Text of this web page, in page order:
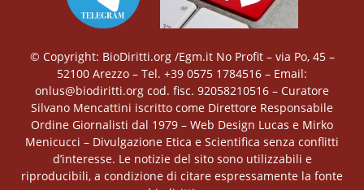
© Copyright: BioDiritti.org /Egm.it No Profit – via Po, 45 –
52100 Arezzo – Tel. +39 0575 1784516 – Email:
onlus@biodiritti.org cod. fisc. 92058210516 – Curatore
Silvano Mencattini iscritto come Direttore Responsabile
Ordine Giornalisti dal 1979 – Web Design Lucas e Mirko
Menicucci – Divulgazione Etica e Scientifica senza conflitti
d’interesse. Le notizie del sito sono utilizzabili e
riproducibili, a condizione di citare espressamente la fonte